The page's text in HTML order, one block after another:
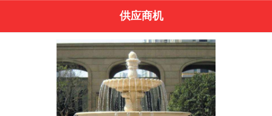
供应商机